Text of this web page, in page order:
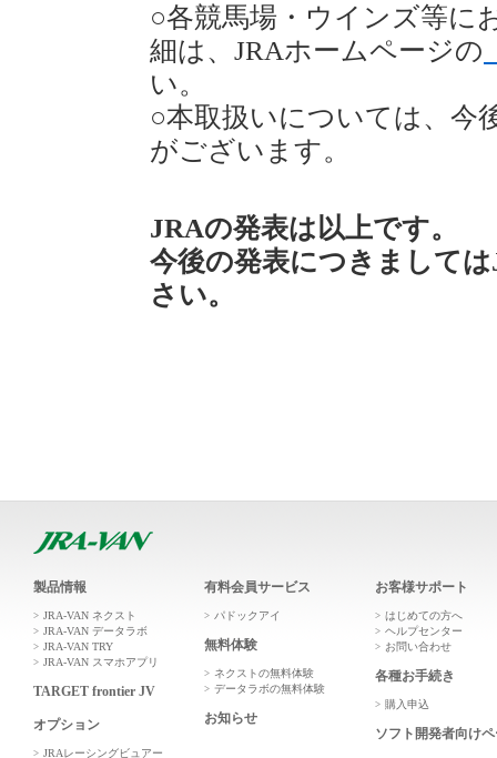
○各競馬場・ウインズ等に
細は、JRAホームページの
い。
○本取扱いについては、今
がございます。
JRAの発表は以上です。
今後の発表につきまして
さい。
製品情報
JRA-VAN ネクスト
JRA-VAN データラボ
JRA-VAN TRY
JRA-VAN スマホアプリ
TARGET frontier JV
オプション
JRAレーシングビュアー
有料会員サービス
パドックアイ
無料体験
ネクストの無料体験
データラボの無料体験
お知らせ
お客様サポート
はじめての方へ
ヘルプセンター
お問い合わせ
各種お手続き
購入申込
ソフト開発者向け